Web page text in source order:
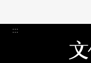
:::